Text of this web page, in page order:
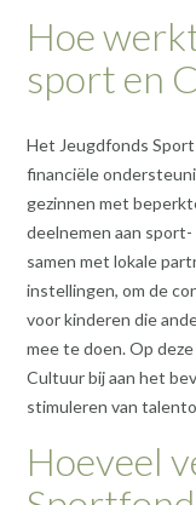
Hoe
sport en
Het Jeugdfonds
financiële
gezinnen met
deelnemen aan
samen met lokale
instellingen, om de
voor kinderen die
mee te doen. Op
Cultuur bij aan het
stimuleren van
Hoeveel